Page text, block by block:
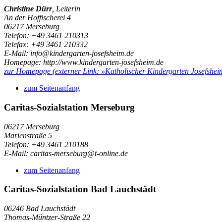
Christine Dürr, Leiterin
An der Hoffischerei 4
06217 Merseburg
Telefon: +49 3461 210313
Telefax: +49 3461 210332
E-Mail: info@kindergarten-josefsheim.de
Homepage: http://www.kindergarten-josefsheim.de
zur Homepage (externer Link: »Katholischer Kindergarten
zum Seitenanfang
Caritas-Sozialstation Merseburg
06217 Merseburg
Marienstraße 5
Telefon: +49 3461 210188
E-Mail: caritas-merseburg@t-online.de
zum Seitenanfang
Caritas-Sozialstation Bad Lauchstädt
06246 Bad Lauchstädt
Thomas-Müntzer-Straße 22